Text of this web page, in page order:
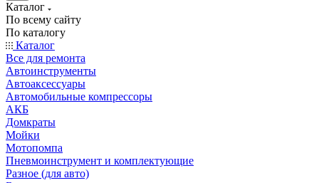
Каталог
По всему сайту
По каталогу
Каталог
Все для ремонта
Автоинструменты
Автоаксессуары
Автомобильные компрессоры
АКБ
Домкраты
Мойки
Мотопомпа
Пневмоинструмент и комплектующие
Разное (для авто)